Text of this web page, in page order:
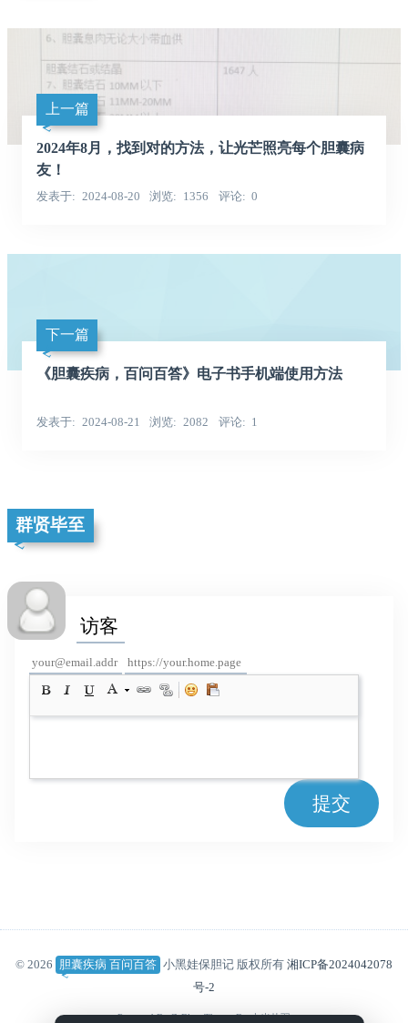
上一篇
2024年8月，找到对的方法，让光芒照亮每个胆囊病
友！
发表于 2024-08-20 浏览 1356 评论 0
下一篇
《胆囊疾病，百问百答》电子书手机端使用方法
发表于 2024-08-21 浏览 2082 评论 1
群贤毕至
提交
© 2026 胆囊疾病 百问百答 小黑娃保胆记 版权所有 湘ICP备2024042078
号-2
Powered ByZ-BlogTheme By吉光片羽